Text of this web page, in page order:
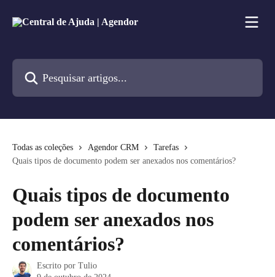
Todas as coleções Agendor CRM
Tarefas
Quais tipos de documento podem ser anexados nos comentários?
Quais tipos de documento
podem ser anexados nos
comentários?
Escrito por Tulio